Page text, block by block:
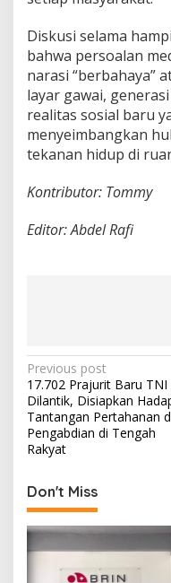
Diskusi selama
bahwa persoalan
narasi “berbahaya”
layar gawai,
realitas sosial baru
menyeimbangkan
tekanan hidup di
Kontributor: Tommy
Editor: Abdel Rafi
P
o
s
t
a
v
i
Previous post
17.702 Prajurit Baru TNI
Dilantik, Disiapkan
Tantangan Pertahanan
Pengabdian di Tengah
Rakyat
Don't Miss